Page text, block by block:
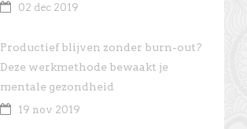
02 dec 2019
Productief blijven zonder burn-out?
Deze werkmethode bewaakt je
mentale gezondheid
19 nov 2019